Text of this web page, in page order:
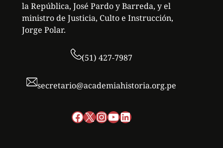
la República, José Pardo y Barreda, y el
ministro de Justicia, Culto e Instrucción,
Jorge Polar.
(51) 427-7987
secretario@academiahistoria.org.pe
Facebook
X Instagram
YouTube
LinkedIn